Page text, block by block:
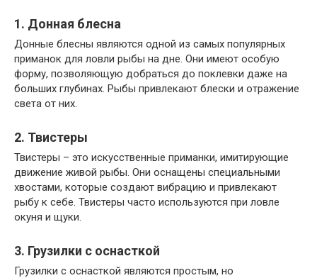
1. Донная блесна
Донные блесны являются одной из самых популярных
приманок для ловли рыбы на дне. Они имеют особую
форму, позволяющую добраться до поклевки даже на
больших глубинах. Рыбы привлекают блески и отражение
света от них.
2. Твистеры
Твистеры – это искусственные приманки, имитирующие
движение живой рыбы. Они оснащены специальными
хвостами, которые создают вибрацию и привлекают
рыбу к себе. Твистеры часто используются при ловле
окуня и щуки.
3. Грузилки с оснасткой
Грузилки с оснасткой являются простым, но